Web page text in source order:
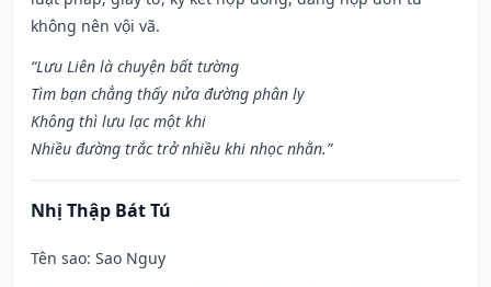
không nên vội vã.
“Lưu Liên là chuyện bất tường
Tìm bạn chẳng thấy nửa đường phân ly
Không thì lưu lạc một khi
Nhiều đường trắc trở nhiều khi nhọc nhằn.”
Nhị Thập Bát Tú
Tên sao: Sao Nguy